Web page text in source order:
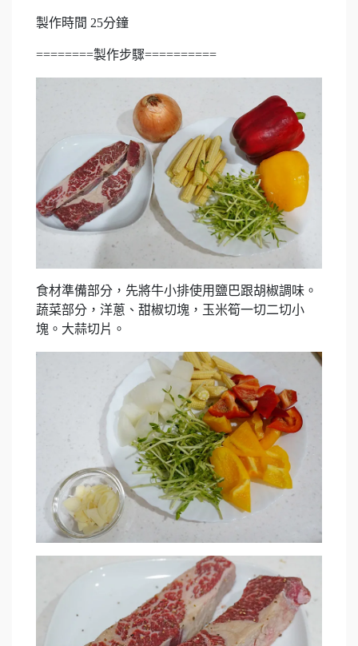
製作時間 25分鐘
========製作步驟==========
食材準備部分，先將牛小排使用鹽巴跟胡椒調味。
蔬菜部分，洋蔥、甜椒切塊，玉米筍一切二切小
塊。大蒜切片。